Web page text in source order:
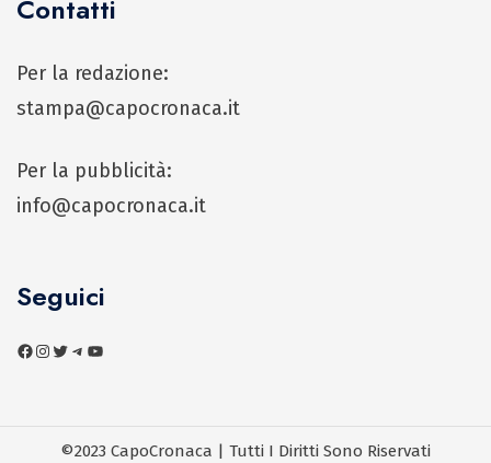
Contatti
Per la redazione:
stampa@capocronaca.it
Per la pubblicità:
info@capocronaca.it
Seguici
©2023 CapoCronaca | Tutti I Diritti Sono Riservati